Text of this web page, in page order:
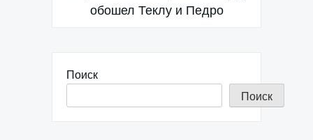
обошел Теклу и Педро
Поиск
Поиск